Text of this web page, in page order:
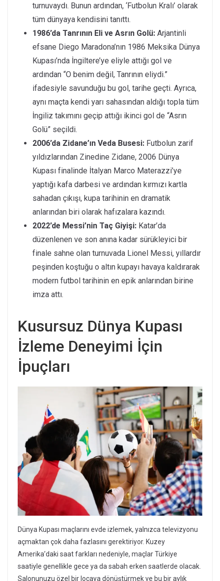
turnuvaydı. Bunun ardından, ‘Futbolun Kralı’ olarak
tüm dünyaya kendisini tanıttı.
1986’da Tanrının Eli ve Asrın Golü: Arjantinli
efsane Diego Maradona’nın 1986 Meksika Dünya
Kupası’nda İngiltere’ye eliyle attığı gol ve
ardından “O benim değil, Tanrının eliydi.”
ifadesiyle savunduğu bu gol, tarihe geçti. Ayrıca,
aynı maçta kendi yarı sahasından aldığı topla tüm
İngiliz takımını geçip attığı ikinci gol de “Asrın
Golü” seçildi.
2006’da Zidane’ın Veda Busesi: Futbolun zarif
yıldızlarından Zinedine Zidane, 2006 Dünya
Kupası finalinde İtalyan Marco Materazzi’ye
yaptığı kafa darbesi ve ardından kırmızı kartla
sahadan çıkışı, kupa tarihinin en dramatik
anlarından biri olarak hafızalara kazındı.
2022’de Messi’nin Taç Giyişi: Katar’da
düzenlenen ve son anına kadar sürükleyici bir
finale sahne olan turnuvada Lionel Messi, yıllardır
peşinden koştuğu o altın kupayı havaya kaldırarak
modern futbol tarihinin en epik anlarından birine
imza attı.
Kusursuz Dünya Kupası
İzleme Deneyimi İçin
İpuçları
Dünya Kupası maçlarını evde izlemek, yalnızca televizyonu
açmaktan çok daha fazlasını gerektiriyor. Kuzey
Amerika’daki saat farkları nedeniyle, maçlar Türkiye
saatiyle genellikle gece ya da sabah erken saatlerde olacak.
Salonunuzu özel bir locaya dönüştürmek ve bu bir aylık